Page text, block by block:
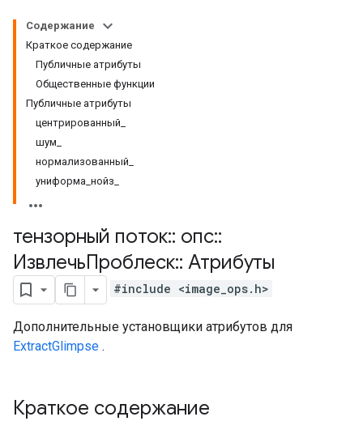
Содержание
Краткое содержание
Публичные атрибуты
Общественные функции
Публичные атрибуты
центрированный_
шум_
нормализованный_
униформа_нойз_
тензорный поток:: опс::
ИзвлечьПроблеск:: Атрибуты
#include <image_ops.h>
Дополнительные установщики атрибутов для
ExtractGlimpse .
Краткое содержание